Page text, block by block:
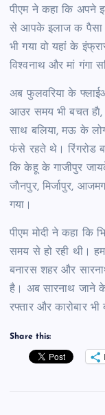
पीएम ने कहा कि अपने
से आपके इलाज क पैसा
भी गया वो यहां के
विश्वनाथ और मां गंगा
अब फुलवरिया के
आउर समय भी बचत हाै,
साथ बलिया, मऊ के
फंसे रहते थे। रिंगरोड
कि केहू के गाजीपुर
जाैनपुर, मिर्जापुर,
गया।
पीएम मोदी ने कहा कि
समय से हो रही थी।
बनारस शहर और
है। अब सारनाथ जाने
रफ्तार और कारोबार भी
Share this: